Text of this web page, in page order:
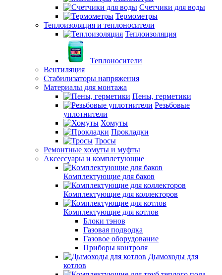
Счетчики для воды
Термометры
Теплоизоляция и теплоносители
Теплоизоляция
Теплоносители
Вентиляция
Стабилизаторы напряжения
Материалы для монтажа
Пены, герметики
Резьбовые
уплотнители
Хомуты
Прокладки
Тросы
Ремонтные хомуты и муфты
Аксессуары и комплетующие
Комплектующие для баков
Комплектующие для коллекторов
Комплектующие для котлов
Блоки тэнов
Газовая подводка
Газовое оборудование
Приборы контроля
Дымоходы для
котлов